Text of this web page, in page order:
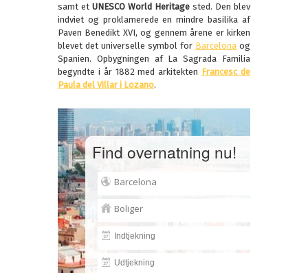
samt et UNESCO World Heritage sted. Den blev
indviet og proklamerede en mindre basilika af
Paven Benedikt XVI, og gennem årene er kirken
blevet det universelle symbol for Barcelona og
Spanien. Opbygningen af La Sagrada Familia
begyndte i år 1882 med arkitekten Francesc de
Paula del Villar i Lozano.
Find overnatning nu!